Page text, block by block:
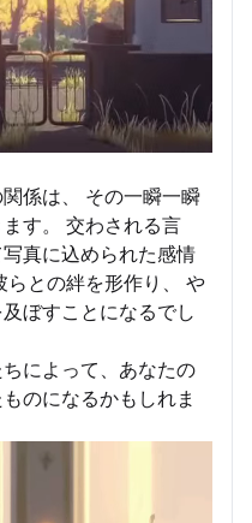
係は、 その一瞬一瞬
す。 交わされる言
真に込められた感情
との絆を形作り、 や
ぼすことになるでし
によって、あなたの
のになるかもしれま